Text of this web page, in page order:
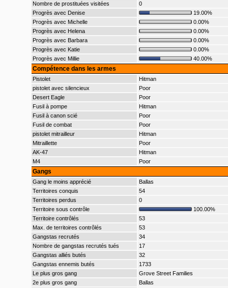
Nombre de prostituées visitées
0
Progrès avec Denise
19.00%
Progrès avec Michelle
0.00%
Progrès avec Helena
0.00%
Progrès avec Barbara
0.00%
Progrès avec Katie
0.00%
Progrès avec Millie
40.00%
Compétence dans les armes
Pistolet
Hitman
pistolet avec silencieux
Poor
Desert Eagle
Poor
Fusil à pompe
Hitman
Fusil à canon scié
Poor
Fusil de combat
Poor
pistolet mitrailleur
Hitman
Mitraillette
Poor
AK-47
Hitman
M4
Poor
Gangs
Gang le moins apprécié
Ballas
Territoires conquis
54
Territoires perdus
0
Territoire sous contrôle
100.00%
Territoire contrôlés
53
Max. de territoires contrôlés
53
Gangstas recrutés
34
Nombre de gangstas recrutés tués
17
Gangstas alliés butés
32
Gangstas ennemis butés
1733
Le plus gros gang
Grove Street Families
2e plus gros gang
Ballas